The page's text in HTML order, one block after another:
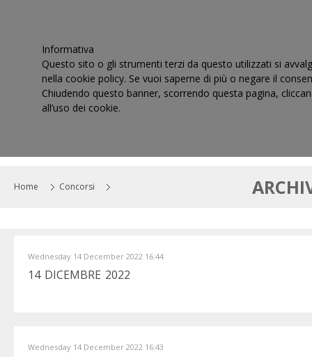
Home Concorsi
Wednesday 14 December 2022 16:44
14 DICEMBRE 2022
Wednesday 14 December 2022 16:43
Informativa
Questo sito o gli strumenti terzi da questo utilizzati si
nella cookie policy. Se vuoi saperne di più o negare il
Chiudendo questo banner, scorrendo questa pagina,
all’uso dei cookie.